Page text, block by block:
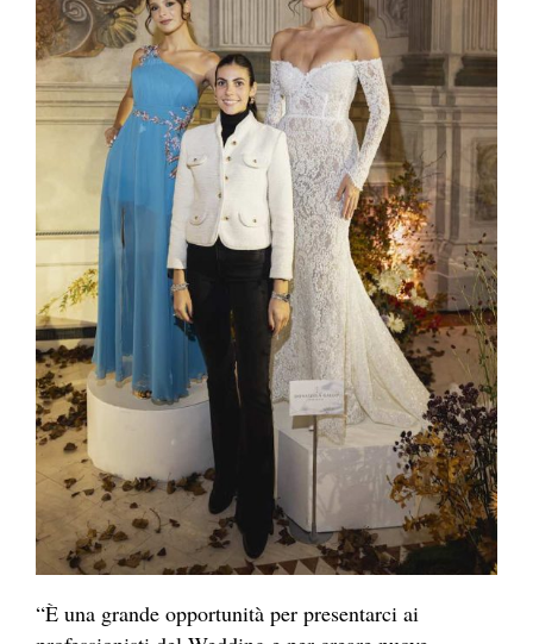
“È una grande opportunità per presentarci ai